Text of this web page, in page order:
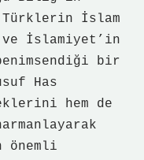
Türklerin İslam
ve İslamiyet’in
bir
Has
hem de
önemli